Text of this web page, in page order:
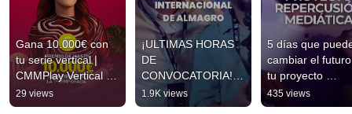
Gana 10.000€ con
tu serie vertical |
CMMPlay Vertical
Awards
29 views
¡ULTIMAS HORAS
DE
CONVOCATORIA!
MANDA YA TU
CORTO AL
1.9K views
5 días que
cambiar el
tu proyecto
audiovisual |
Convocatoria
435 views